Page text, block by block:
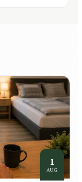
1
AUG